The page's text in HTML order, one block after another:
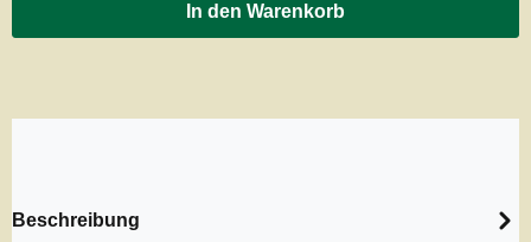
In den Warenkorb
Beschreibung